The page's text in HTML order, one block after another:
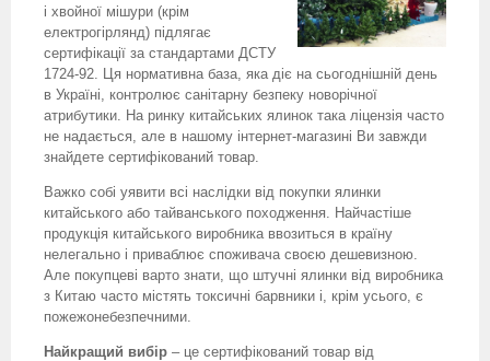
і хвойної мішури (крім
електрогірлянд) підлягає
сертифікації за стандартами ДСТУ
1724-92. Ця нормативна база, яка діє на сьогоднішній день
в Україні, контролює санітарну безпеку новорічної
атрибутики. На ринку китайських ялинок така ліцензія часто
не надається, але в нашому інтернет-магазині Ви завжди
знайдете сертифікований товар.
Важко собі уявити всі наслідки від покупки ялинки
китайського або тайванського походження. Найчастіше
продукція китайського виробника ввозиться в країну
нелегально і приваблює споживача своєю дешевизною.
Але покупцеві варто знати, що штучні ялинки від виробника
з Китаю часто містять токсичні барвники і, крім усього, є
пожежонебезпечними.
Найкращий вибір – це сертифікований товар від